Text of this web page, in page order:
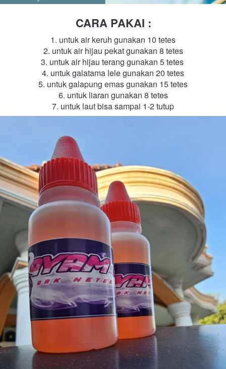
CARA PAKAI :
untuk air keruh gunakan 10 tetes
untuk air hijau pekat gunakan 8 tetes
untuk air hijau terang gunakan 5 tetes
untuk galatama lele gunakan 20 tetes
untuk galapung emas gunakan 15 tetes
untuk liaran gunakan 8 tetes
untuk laut bisa sampai 1-2 tutup